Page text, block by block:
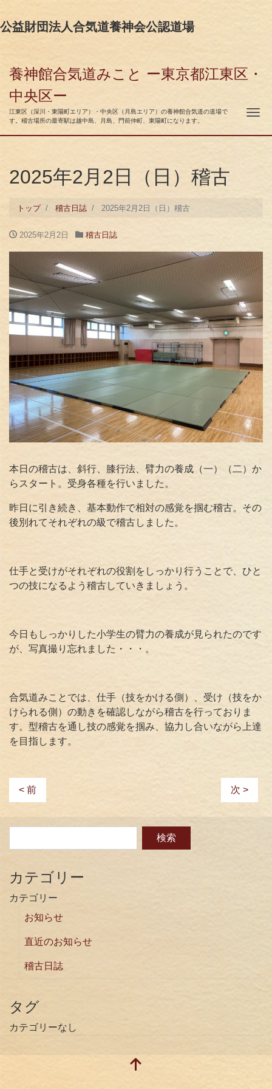
公益財団法人合気道養神会公認道場
養神館合気道みこと ー東京都江東区・
中央区ー
江東区（深川・東陽町エリア）・中央区（月島エリア）の養神館合気道の道場で
す。稽古場所の最寄駅は越中島、月島、門前仲町、東陽町になります。
ナ
2025年2月2日（日）稽古
トップ 稽古日誌 2025年2月2日（日）稽古
2025年2月2日 稽古日誌
本日の稽古は、斜行、膝行法、臂力の養成（一）（二）か
らスタート。受身各種を行いました。
昨日に引き続き、基本動作で相対の感覚を掴む稽古。その
後別れてそれぞれの級で稽古しました。
仕手と受けがそれぞれの役割をしっかり行うことで、ひと
つの技になるよう稽古していきましょう。
今日もしっかりした小学生の臂力の養成が見られたのです
が、写真撮り忘れました・・・。
合気道みことでは、仕手（技をかける側）、受け（技をか
けられる側）の動きを確認しながら稽古を行っておりま
す。型稽古を通し技の感覚を掴み、協力し合いながら上達
を目指します。
< 前 次 >
カテゴリー
カテゴリー
お知らせ
直近のお知らせ
稽古日誌
タグ
カテゴリーなし